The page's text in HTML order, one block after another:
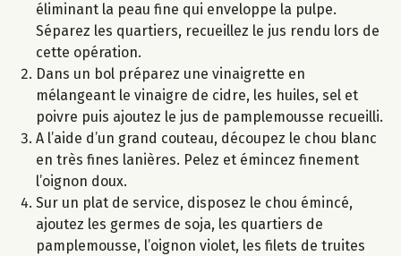
éliminant la peau fine qui enveloppe la pulpe.
Séparez les quartiers, recueillez le jus rendu lors de
cette opération.
Dans un bol préparez une vinaigrette en
mélangeant le vinaigre de cidre, les huiles, sel et
poivre puis ajoutez le jus de pamplemousse recueilli.
A l’aide d’un grand couteau, découpez le chou blanc
en très fines lanières. Pelez et émincez finement
l’oignon doux.
Sur un plat de service, disposez le chou émincé,
ajoutez les germes de soja, les quartiers de
pamplemousse, l’oignon violet, les filets de truites